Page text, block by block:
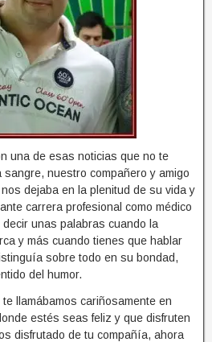
una de esas noticias que no te
nuestro compañero y amigo
dejaba en la plenitud de su vida y
carrera profesional como médico
unas palabras cuando la
y más cuando tienes que hablar
sobre todo en su bondad,
del humor.
te llamábamos cariñosamente en
estés seas feliz y que disfruten
disfrutado de tu compañía, ahora